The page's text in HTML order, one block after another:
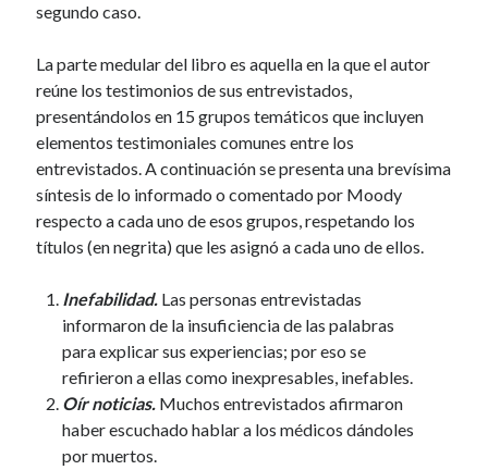
Filosofía y religión
Sociología
(0)
Varios(0)
Etiquetas
segundo caso.
La parte medular del libro es aquella en la que el autor
reúne los testimonios de sus entrevistados,
presentándolos en 15 grupos temáticos que incluyen
elementos testimoniales comunes entre los
entrevistados. A continuación se presenta una brevísima
síntesis de lo informado o comentado por Moody
respecto a cada uno de esos grupos, respetando los
títulos (en negrita) que les asignó a cada uno de ellos.
Inefabilidad. Las personas entrevistadas
informaron de la insuficiencia de las palabras
para explicar sus experiencias; por eso se
refirieron a ellas como inexpresables, inefables.
Oír noticias. Muchos entrevistados afirmaron
haber escuchado hablar a los médicos dándoles
por muertos.